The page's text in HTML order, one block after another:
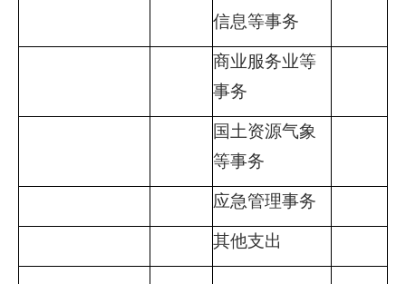
信息等事务
商业服务业等
事务
国土资源气象
等事务
应急管理事务
其他支出